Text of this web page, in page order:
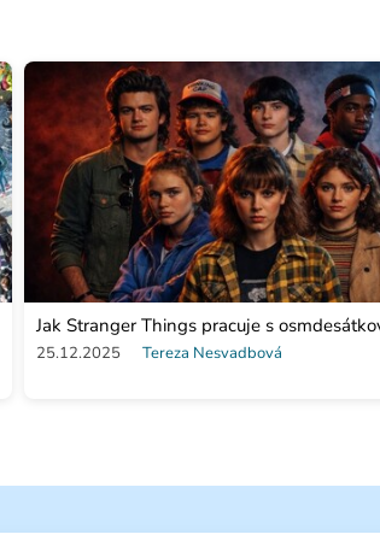
Jak Stranger Things pracuje s
25.12.2025 Tereza Nesvadbová